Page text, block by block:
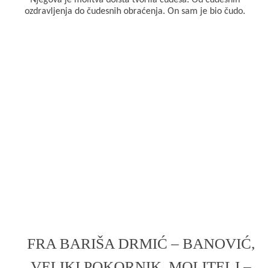
ozdravljenja do čudesnih obraćenja. On sam je bio čudo.
FRA BARIŠA DRMIĆ – BANOVIĆ,